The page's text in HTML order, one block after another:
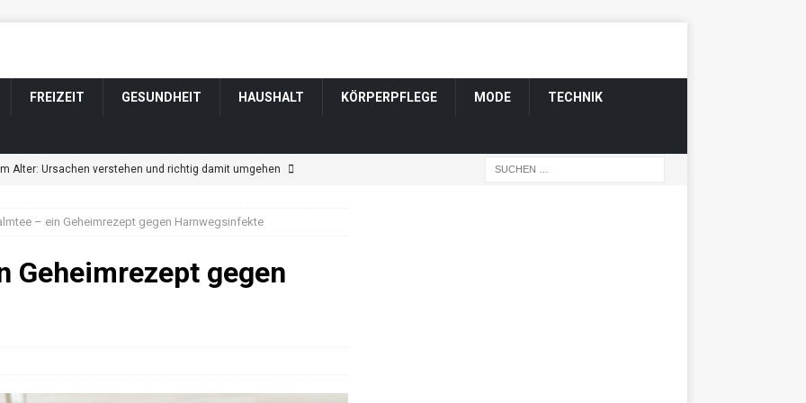
FREIZEIT GESUNDHEIT HAUSHALT KÖRPERPFLEGE MODE TECHNIK
Alter: Ursachen verstehen und richtig damit umgehen
im Alter: Welche harmlos sind und wann Sie zum Arzt sollten
bei Parkinson: Wenn sich Wesen und Gefühle
– ein Geheimrezept gegen Harnwegsinfekte
Geheimrezept gegen